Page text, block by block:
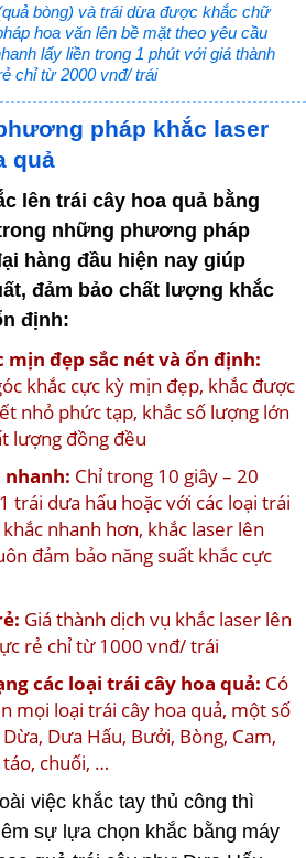
bòng) và trái dừa được khắc chữ
hoa văn lên bề mặt theo yêu cầu
lấy liền trong 1 phút với giá thành
chỉ từ 2000 vnđ/ trái
pháp khắc laser
quả
lên trái cây hoa quả bằng
những phương pháp
hàng đầu hiện nay giúp
đảm bảo chất lượng khắc
định:
đẹp sắc nét và ổn định:
khắc cực kỳ mịn đẹp, khắc được
nhỏ phức tạp, khắc số lượng lớn
lượng đồng đều
nhanh: Chỉ trong 10 giây – 20
trái dưa hấu hoặc với các loại trái
nhanh hơn, khắc laser lên
đảm bảo năng suất khắc cực
Giá thành dịch vụ khắc laser lên
rẻ chỉ từ 1000 vnđ/ trái
các loại trái cây hoa quả: Có
mọi loại trái cây hoa quả, một số
Dưa Hấu, Bưởi, Bòng, Cam,
chuối, …
việc khắc tay thủ công thì
sự lựa chọn khắc bằng máy